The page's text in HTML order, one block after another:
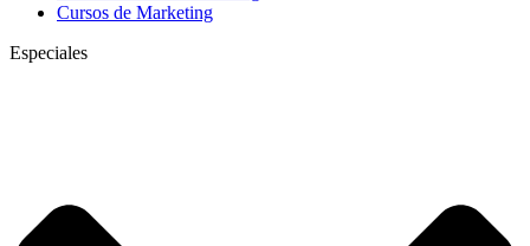
Cursos de Marketing
Especiales